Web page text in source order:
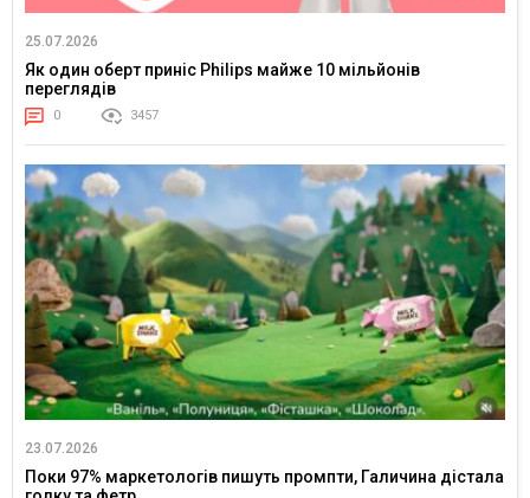
25.07.2026
Як один оберт приніс Philips майже 10 мільйонів
переглядів
0 3457
23.07.2026
Поки 97% маркетологів пишуть промпти, Галичина дістала